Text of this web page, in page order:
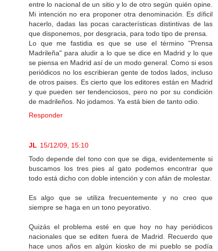
entre lo nacional de un sitio y lo de otro según quién opine.
Mi intención no era proponer otra denominación. Es díficil
hacerlo, dadas las pocas características distintivas de las
que disponemos, por desgracia, para todo tipo de prensa.
Lo que me fastidia es que se use el término "Prensa
Madrileña" para aludir a lo que se dice en Madrid y lo que
se piensa en Madrid así de un modo general. Como si esos
periódicos no los escribieran gente de todos lados, incluso
de otros paises. Es cierto que los editores están en Madrid
y que pueden ser tendenciosos, pero no por su condición
de madrileños. No jodamos. Ya está bien de tanto odio.
Responder
JL 15/12/09, 15:10
Todo depende del tono con que se diga, evidentemente si
buscamos los tres pies al gato podemos encontrar que
todo está dicho con doble intención y con afán de molestar.
Es algo que se utiliza frecuentemente y no creo que
siempre se haga en un tono peyorativo.
Quizás el problema esté en que hoy no hay periódicos
nacionales que se editen fuera de Madrid. Recuerdo que
hace unos años en algún kiosko de mi pueblo se podía